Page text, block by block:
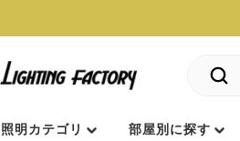
照明カテゴリ 部屋別に探す